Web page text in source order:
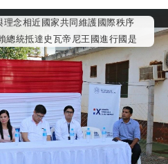
念相近國家共同維護國際秩序
總統抵達史瓦帝尼王國進行國是
新春茶敘 盼化分歧為團結、為
一步
話
成簽署達成6大目標、創5大歷史
將以3大面向加速臺灣經濟轉型
力支持並盡速通過
貿易協定」確立對等關稅15%且不
項產品豁免對等關稅